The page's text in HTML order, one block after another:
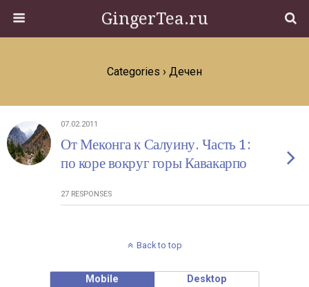
GingerTea.ru
Categories › Дечен
07.02.2011
От Меконга к Салуину. Часть 1:
по коре вокруг горы Кавакарпо
27 RESPONSES
Back to top
Mobile Desktop